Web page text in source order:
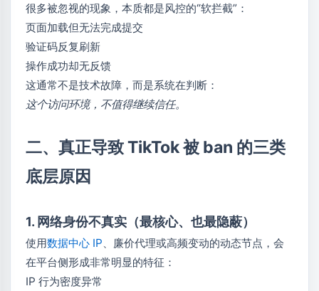
很多被忽视的现象，本质都是风控的“软拦截”：
页面加载但无法完成提交
验证码反复刷新
操作成功却无反馈
这通常不是技术故障，而是系统在判断：
这个访问环境，不值得继续信任。
二、真正导致 TikTok 被 ban 的三类
底层原因
1. 网络身份不真实（最核心、也最隐蔽）
使用数据中心 IP 、廉价代理或高频变动的动态节点，会
在平台侧形成非常明显的特征：
IP 行为密度异常